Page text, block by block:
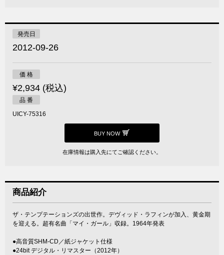
発売日
2012-09-26
価 格
¥2,934 (税込)
品 番
UICY-75316
BUY NOW
在庫情報は購入先にてご確認ください。
商品紹介
ザ・テンプテーションズの出世作。デヴィッド・ラフィンが加入、黄金期
を迎える。超有名曲「マイ・ガール」収録。1964年発表
●高音質SHM-CD／紙ジャケット仕様
●24bit デジタル・リマスター（2012年）